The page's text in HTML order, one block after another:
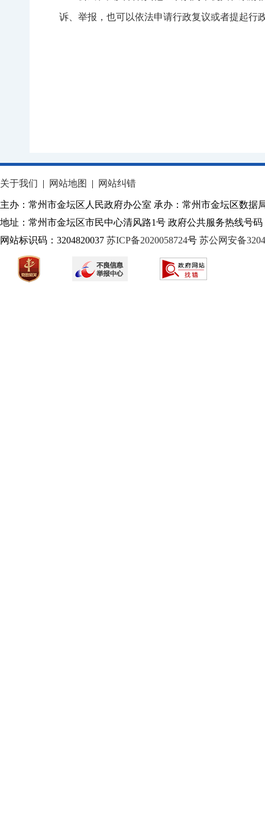
诉、举报，也可以依法申请行政复议或者提起行
关于我们 | 网站地图 | 网站纠错
主办：常州市金坛区人民政府办公室 承办：常州市金坛区数据
地址：常州市金坛区市民中心清风路1号 政府公共服务热线号码
网站标识码：3204820037 苏ICP备2020058724号 苏公网安备